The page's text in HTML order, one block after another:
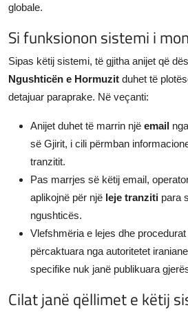
globale.
Si funksionon sistemi i
Sipas këtij sistemi, të gjitha anijet që
Ngushticën e Hormuzit duhet të
detajuar paraprake. Në veçanti:
Anijet duhet të marrin një email
së Gjirit, i cili përmban
tranzitit.
Pas marrjes së këtij email,
aplikojnë për një leje tranziti para
ngushticës.
Vlefshmëria e lejes dhe
përcaktuara nga autoritetet
specifike nuk janë publikuara
Cilat janë qëllimet e këtij